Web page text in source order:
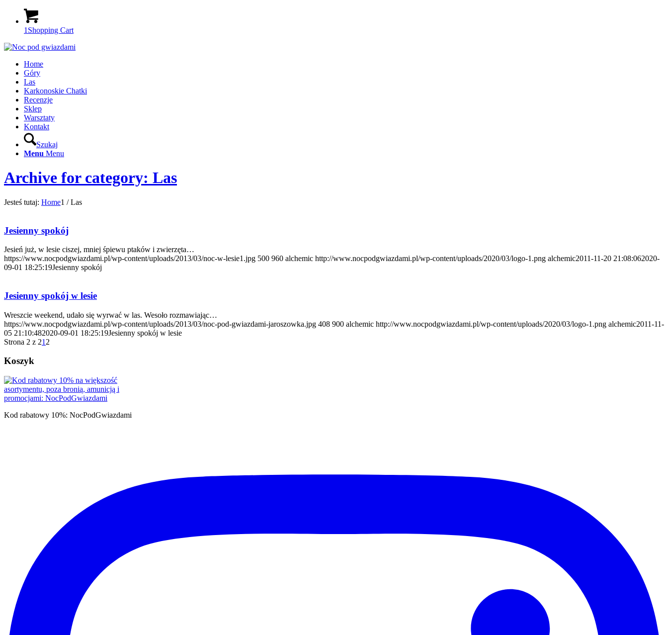
1 Shopping Cart
Home
Góry
Las
Karkonoskie Chatki
Recenzje
Sklep
Warsztaty
Kontakt
Szukaj
Menu Menu
Archive for category: Las
Jesteś tutaj: Home1 / Las
Jesienny spokój
Jesień już, w lesie ciszej, mniej śpiewu ptaków i zwierzęta…
https://www.nocpodgwiazdami.pl/wp-content/uploads/2013/03/noc-w-lesie1.jpg 500 960 alchemic http://www.nocpodgwiazdami.pl/wp-content/uploads/2020/03/logo-1.png alchemic2011-11-20 21:08:062020-
09-01 18:25:19Jesienny spokój
Jesienny spokój w lesie
Wreszcie weekend, udało się wyrwać w las. Wesoło rozmawiając…
https://www.nocpodgwiazdami.pl/wp-content/uploads/2013/03/noc-pod-gwiazdami-jaroszowka.jpg 408 900 alchemic http://www.nocpodgwiazdami.pl/wp-content/uploads/2020/03/logo-1.png alchemic2011-11-
05 21:10:482020-09-01 18:25:19Jesienny spokój w lesie
Strona 2 z 21 2
Koszyk
Kod rabatowy 10%: NocPodGwiazdami